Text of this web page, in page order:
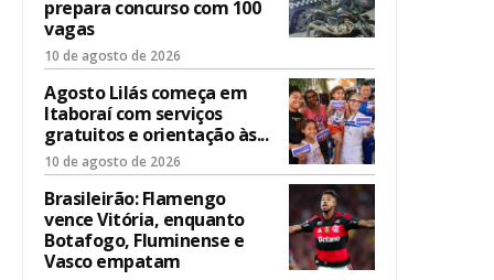
prepara concurso com 100
vagas
10 de agosto de 2026
Agosto Lilás começa em
Itaboraí com serviços
gratuitos e orientação às...
10 de agosto de 2026
Brasileirão: Flamengo
vence Vitória, enquanto
Botafogo, Fluminense e
Vasco empatam